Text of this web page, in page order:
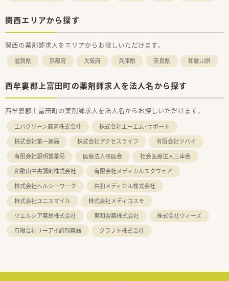
関西エリアから探す
関西の薬剤師求人をエリアからお探しいただけます。
滋賀県 京都府 大阪府 兵庫県 奈良県 和歌山県
西牟婁郡上富田町の薬剤師求人を法人名から探す
西牟婁郡上富田町の薬剤師求人を法人名からお探しいただけます。
エバグリーン廣甚株式会社
株式会社エーエム・サポート
株式会社第一薬局
株式会社アクセスライフ
有限会社ツバイ
有限会社銀明堂薬局
医療法人研医会
社会医療法人三車会
和歌山中央調剤株式会社
有限会社メディカルスクウェア
株式会社ヘルシーワーク
共和メディカル株式会社
株式会社ユニスマイル
株式会社メディコスモ
ウエルシア薬局株式会社
東和製薬株式会社
株式会社ウィーズ
有限会社ユーアイ調剤薬局
クラフト株式会社